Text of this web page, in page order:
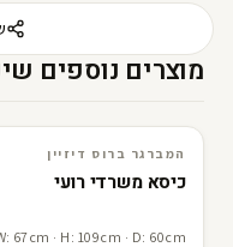
מוצרים נוספים
3D · AR המברגר ברוס דיזיין
המברגר ברוס דיזיין
כיסא משרדי רועי
67cm · H: 109cm · D: 60cm